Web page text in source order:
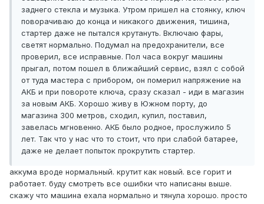
заднего стекла и музыка. Утром пришел на стоянку, ключ
поворачиваю до конца и никакого движения, тишина,
стартер даже не пытался крутануть. Включаю фары,
светят нормально. Подумал на предохранители, все
проверил, все исправные. Пол часа вокруг машины
прыгал, потом пошел в ближайший сервис, взял с собой
от туда мастера с прибором, он померил напряжение на
АКБ и при повороте ключа, сразу сказал - иди в магазин
за новым АКБ. Хорошо живу в Южном порту, до
магазина 300 метров, сходил, купил, поставил,
завелась мгновенно. АКБ было родное, прослужило 5
лет. Так что у нас что то стоит, что при слабой батарее,
даже не делает попыток прокрутить стартер.
аккума вроде нормальный. крутит как новый. все горит и
работает. буду смотреть все ошибки что написаны выше.
скажу что машина ехала нормально и тянула хорошо. просто